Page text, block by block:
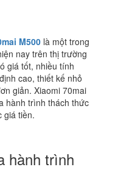
M500 là một trong
nay trên thị trường
giá tốt, nhiều tính
cao, thiết kế nhỏ
giản. Xiaomi 70mai
hành trình thách thức
giá tiền.
hành trình